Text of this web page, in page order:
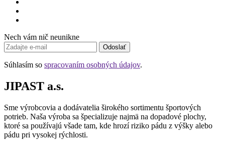
Nech vám nič neunikne
Odoslať
Súhlasím so spracovaním osobných údajov.
JIPAST a.s.
Sme výrobcovia a dodávatelia širokého sortimentu športových
potrieb. Naša výroba sa špecializuje najmä na dopadové plochy,
ktoré sa používajú všade tam, kde hrozí riziko pádu z výšky alebo
pádu pri vysokej rýchlosti.